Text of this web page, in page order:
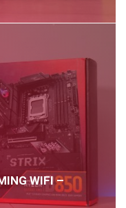
WIFI –